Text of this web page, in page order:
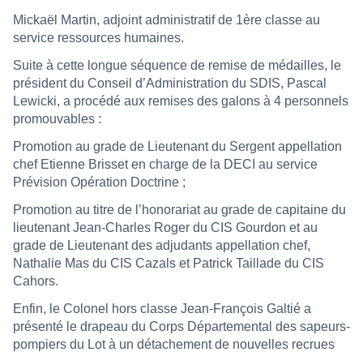
Mickaël Martin, adjoint administratif de 1ère classe au
service ressources humaines.
Suite à cette longue séquence de remise de médailles, le
président du Conseil d’Administration du SDIS, Pascal
Lewicki, a procédé aux remises des galons à 4 personnels
promouvables :
Promotion au grade de Lieutenant du Sergent appellation
chef Etienne Brisset en charge de la DECI au service
Prévision Opération Doctrine ;
Promotion au titre de l’honorariat au grade de capitaine du
lieutenant Jean-Charles Roger du CIS Gourdon et au
grade de Lieutenant des adjudants appellation chef,
Nathalie Mas du CIS Cazals et Patrick Taillade du CIS
Cahors.
Enfin, le Colonel hors classe Jean-François Galtié a
présenté le drapeau du Corps Départemental des sapeurs-
pompiers du Lot à un détachement de nouvelles recrues